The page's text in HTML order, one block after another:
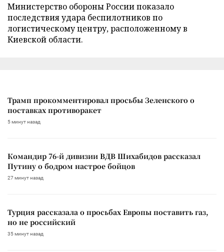
Министерство обороны России показало
последствия удара беспилотников по
логистическому центру, расположенному в
Киевской области.
Трамп прокомментировал просьбы Зеленского о
поставках противоракет
5 минут назад
Командир 76-й дивизии ВДВ Шихабидов рассказал
Путину о бодром настрое бойцов
27 минут назад
Турция рассказала о просьбах Европы поставить газ,
но не российский
35 минут назад